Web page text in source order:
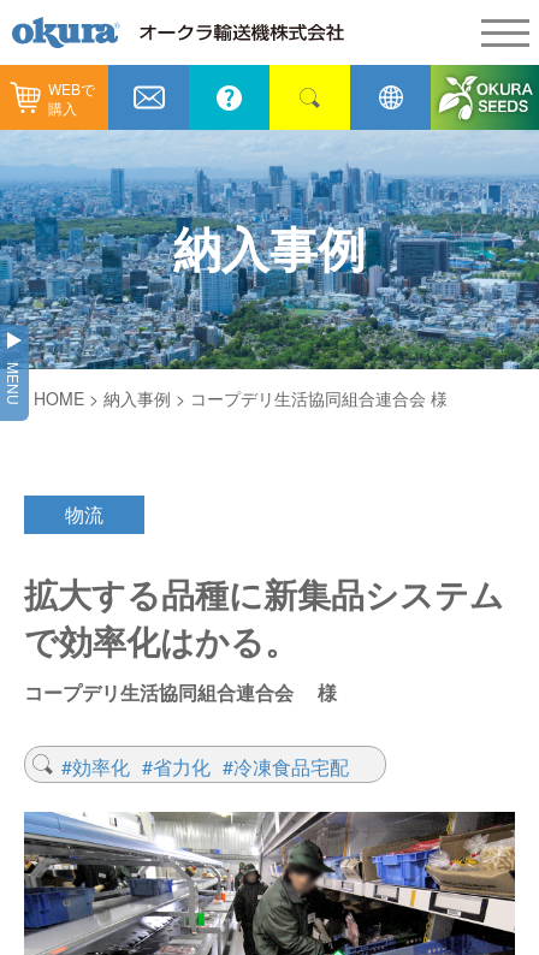
WEBで
購入
製品情報
製品情報
コンベヤ機器
コンベヤ機器を探す
用途から探す
コンベヤ機器の技術情報
GTPシステム
仕分けシステム
ピッキングシステム
保管システム
パレタイズ・デパレタイズシステム
バンニング・デバンニングシステム
バーチカル装置（垂直搬送機）
周辺機器
納入事例
納入事例
全業種
製造
物流
通販
食品
メンテナンス
カタログ／CAD
会社情報
会社情報
企業理念
会社概要
事業所一覧
オークラグループ
事業紹介
沿革
オークラの取組み
採用情報
オークラミュージアム
新着情報
生産終了品
オークラ育英財団
プライバシーポリシー
サイトポリシー
納入事例
MENU HOME > 納入事例 > コープデリ生活協同組合連合会 様
物流
拡大する品種に新集品システム
で効率化はかる。
コープデリ生活協同組合連合会 様
#効率化 #省力化 #冷凍食品宅配